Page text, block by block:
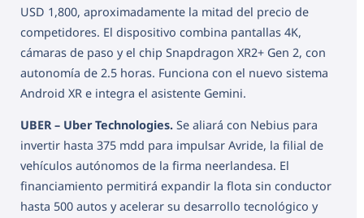
USD 1,800, aproximadamente la mitad del precio de
competidores. El dispositivo combina pantallas 4K,
cámaras de paso y el chip Snapdragon XR2+ Gen 2, con
autonomía de 2.5 horas. Funciona con el nuevo sistema
Android XR e integra el asistente Gemini.
UBER – Uber Technologies. Se aliará con Nebius para
invertir hasta 375 mdd para impulsar Avride, la filial de
vehículos autónomos de la firma neerlandesa. El
financiamiento permitirá expandir la flota sin conductor
hasta 500 autos y acelerar su desarrollo tecnológico y